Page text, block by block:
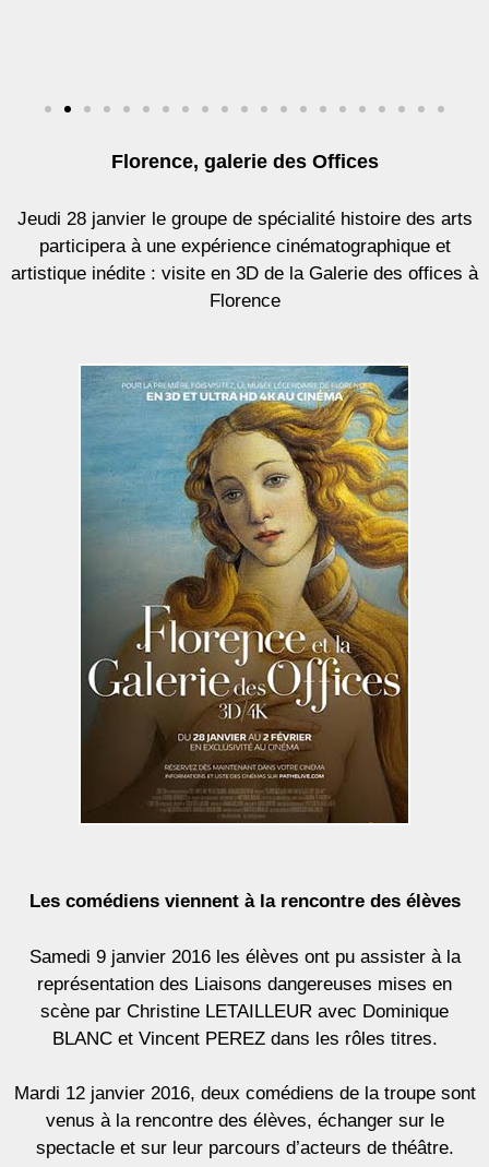
Florence, galerie des Offices
Jeudi 28 janvier le groupe de spécialité histoire des arts
participera à une expérience cinématographique et
artistique inédite : visite en 3D de la Galerie des offices à
Florence
Les comédiens viennent à la rencontre des élèves
Samedi 9 janvier 2016 les élèves ont pu assister à la
représentation des Liaisons dangereuses mises en
scène par Christine LETAILLEUR avec Dominique
BLANC et Vincent PEREZ dans les rôles titres.
Mardi 12 janvier 2016, deux comédiens de la troupe sont
venus à la rencontre des élèves, échanger sur le
spectacle et sur leur parcours d’acteurs de théâtre.